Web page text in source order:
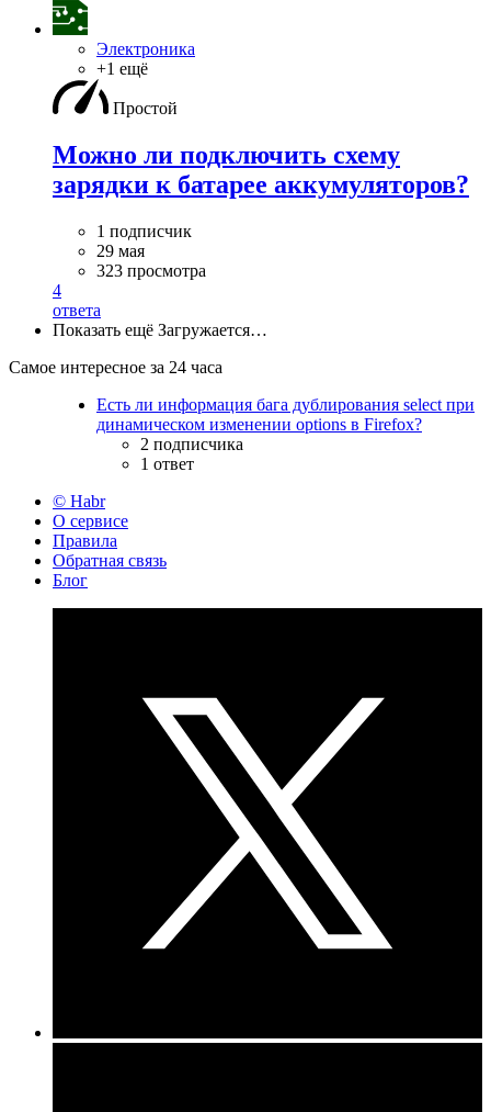
Электроника
+1 ещё
Простой
Можно ли подключить схему
зарядки к батарее аккумуляторов?
1 подписчик
29 мая
323 просмотра
4
ответа
Показать ещё Загружается…
Самое интересное за 24 часа
Есть ли информация бага дублирования select при
динамическом изменении options в Firefox?
2 подписчика
1 ответ
© Habr
О сервисе
Правила
Обратная связь
Блог